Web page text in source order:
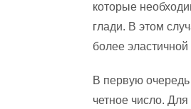
которые
глади. В этом
более эластичной
В первую очередь
четное число.